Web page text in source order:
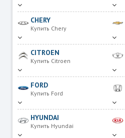
CHERY
Купить Chery
CITROEN
Купить Citroen
FORD
Купить Ford
HYUNDAI
Купить Hyundai